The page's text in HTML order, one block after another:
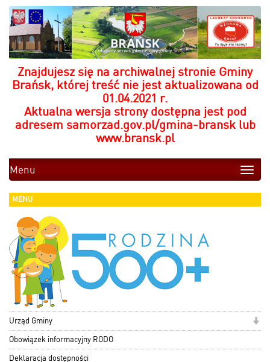
Znajdujesz się na archiwalnej stronie Gminy
Brańsk, której treść nie jest aktualizowana od
01.04.2021 r.
Aktualna wersja strony dostępna jest pod
adresem samorzad.gov.pl/gmina-bransklub
www.bransk.pl
Toggle
Menu
MENU
Urząd Gminy
Obowiązek informacyjny RODO
Deklaracja dostępności